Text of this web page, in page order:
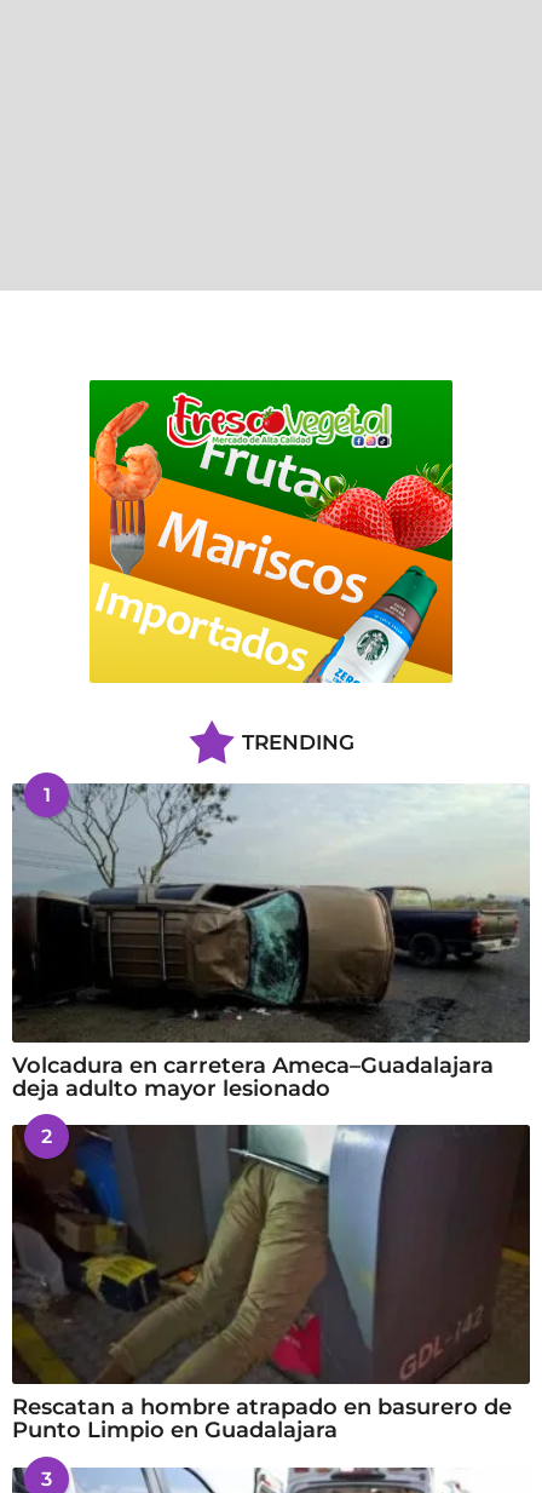
TRENDING
1
Volcadura en carretera Ameca–Guadalajara
deja adulto mayor lesionado
2
Rescatan a hombre atrapado en basurero de
Punto Limpio en Guadalajara
3